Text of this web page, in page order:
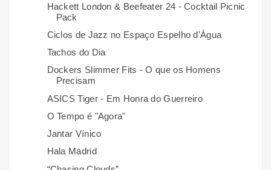
Hackett London & Beefeater 24 - Cocktail Picnic
Pack
Ciclos de Jazz no Espaço Espelho d'Água
Tachos do Dia
Dockers Slimmer Fits - O que os Homens
Precisam
ASICS Tiger - Em Honra do Guerreiro
O Tempo é "Agora"
Jantar Vínico
Hala Madrid